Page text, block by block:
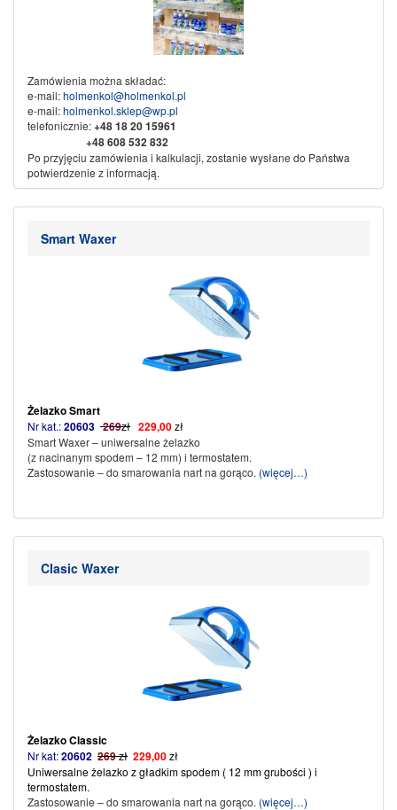
Zamówienia można składać:
e-mail:holmenkol@holmenkol.pl
e-mail:holmenkol.sklep@wp.pl
telefonicznie:+4818 20 15961
+48 608 532 832
Po przyjęciu zamówienia i kalkulacji, zostanie wysłane do Państwa
potwierdzenie z informacją.
Nikliński Jacek Export Import
KAMI SPORT
Smart Waxer
Żelazko Smart
Nr kat.:20603 269zł 229,00zł
Smart Waxer – uniwersalne żelazko
(z nacinanym spodem – 12 mm) i termostatem.
Zastosowanie – do smarowania nart na gorąco. (więcej…)
Clasic Waxer
Żelazko Classic
Nr kat:20602 269zł 229,00zł
Uniwersalne żelazko z gładkim spodem ( 12 mm grubości ) i
termostatem.
Zastosowanie – do smarowania nart na gorąco. (więcej…)